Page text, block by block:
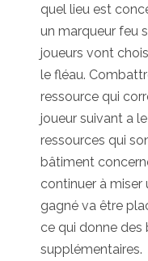
quel lieu est
un marqueur feu
joueurs vont
le fléau.
ressource qui
joueur suivant a
ressources qui
bâtiment
continuer à miser
gagné va être
ce qui donne des
supplémentaires.